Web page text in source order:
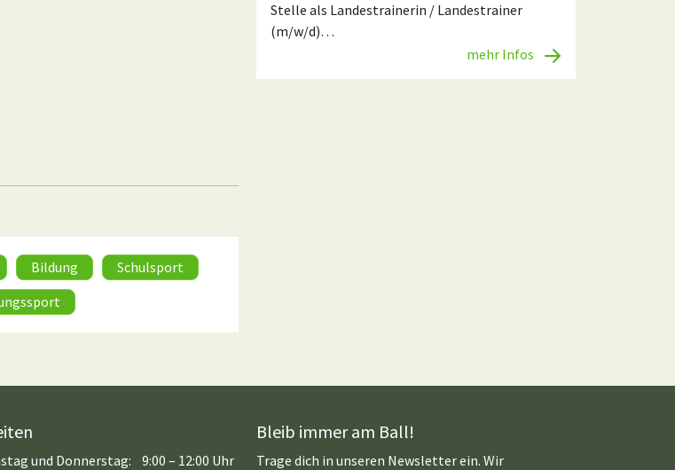
Stelle als Landestrainerin / Landestrainer
(m/w/d)…
mehr Infos
Bildung
Schulsport
und Donnerstag:
9:00 – 12:00 Uhr
Bleib immer am Ball!
Trage dich in unseren Newsletter ein. Wir